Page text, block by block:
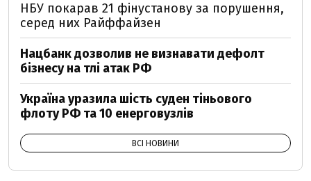
НБУ покарав 21 фінустанову за порушення,
серед них Райффайзен
Нацбанк дозволив не визнавати дефолт
бізнесу на тлі атак РФ
Україна уразила шість суден тіньового
флоту РФ та 10 енерговузлів
ВСІ НОВИНИ